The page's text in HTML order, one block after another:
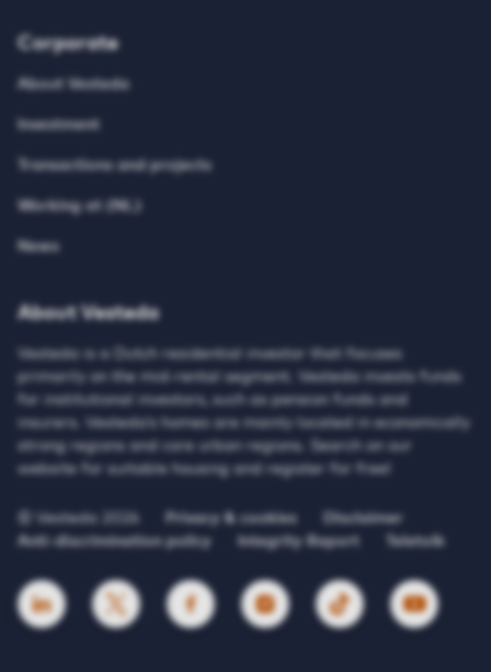
Corporate
About Vesteda
Investment
Transactions and projects
Working at (NL)
News
About Vesteda
Vesteda is a Dutch residential investor that focuses
primarily on the mid-rental segment. Vesteda invests funds
for institutional investors, such as pension funds and
insurers. Vesteda’s homes are mainly located in economically
strong regions and core urban regions. Search on our
website for suitable housing and register for free!
© Vesteda 2026 Privacy & cookies
Disclaimer
Anti-discrimination policy
Integrity Report Teletolk
HTTPS://WWW.LINKEDIN.COM/UAS/
HTTPS://X.COM/VESTEDA
HTTPS://NL-NL.FACEBOOK.COM/
HTTPS://HTTPS://HTTPS://